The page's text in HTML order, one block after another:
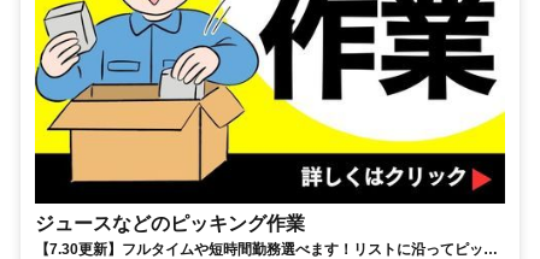
ジュースなどのピッキング作業
【7.30更新】フルタイムや短時間勤務選べます！リストに沿ってピッキ